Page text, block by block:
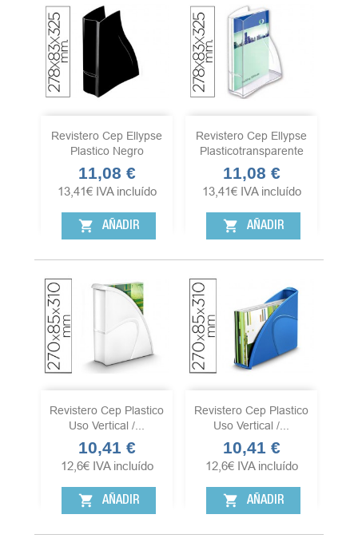
Revistero Cep Ellypse
Plastico Negro
Precio
11,08 €
13,41€ IVA incluído
shopping_cart AÑADIR
Revistero Cep Ellypse
Plasticotransparente
Precio
11,08 €
13,41€ IVA incluído
shopping_cart AÑADIR
Revistero Cep Plastico
Uso Vertical /...
Precio
10,41 €
12,6€ IVA incluído
shopping_cart AÑADIR
Revistero Cep Plastico
Uso Vertical /...
Precio
10,41 €
12,6€ IVA incluído
shopping_cart AÑADIR